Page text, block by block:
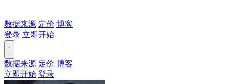
数据来源 定价 博客
登录 立即开始
数据来源 定价 博客
立即开始 登录